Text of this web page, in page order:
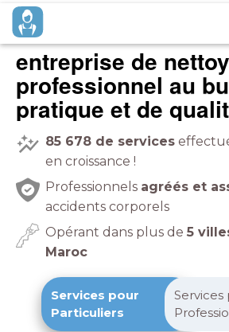
entreprise de
professionnel
pratique et de
85 678 de services
en croissance !
Professionnels agréés et
accidents corporels
Opérant dans plus de 5
Maroc
Services pour
Particuliers
Services